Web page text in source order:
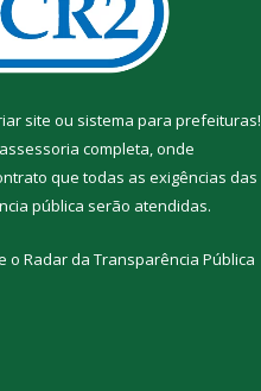
site ou sistema para prefeituras!
assessoria completa, onde
que todas as exigências das
pública serão atendidas.
o Radar da Transparência Pública